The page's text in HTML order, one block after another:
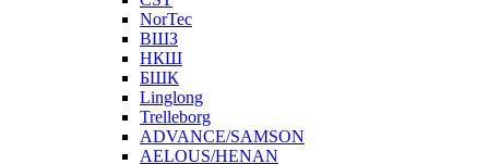
NorTec
ВШЗ
НКШ
БШК
Linglong
Trelleborg
ADVANCE/SAMSON
AELOUS/HENAN